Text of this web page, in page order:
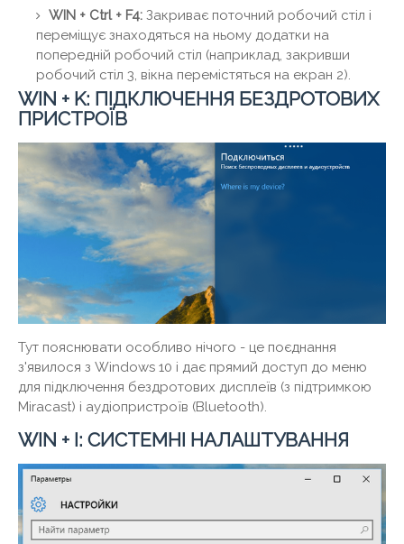
WIN + Ctrl + F4: Закриває поточний робочий стіл і
переміщує знаходяться на ньому додатки на
попередній робочий стіл (наприклад, закривши
робочий стіл 3, вікна перемістяться на екран 2).
WIN + K: ПІДКЛЮЧЕННЯ БЕЗДРОТОВИХ
ПРИСТРОЇВ
Тут пояснювати особливо нічого - це поєднання
з'явилося з Windows 10 і дає прямий доступ до меню
для підключення бездротових дисплеїв (з підтримкою
Miracast) і аудіопристроїв (Bluetooth).
WIN + I: СИСТЕМНІ НАЛАШТУВАННЯ